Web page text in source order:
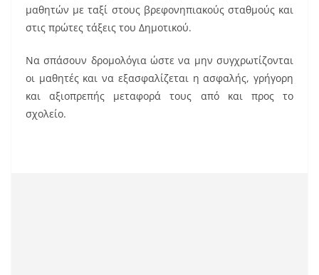
μαθητών με ταξί στους βρεφονηπιακούς σταθμούς και
στις πρώτες τάξεις του Δημοτικού.
Να σπάσουν δρομολόγια ώστε να μην συγχρωτίζονται
οι μαθητές και να εξασφαλίζεται η ασφαλής, γρήγορη
και αξιοπρεπής μεταφορά τους από και προς το
σχολείο.